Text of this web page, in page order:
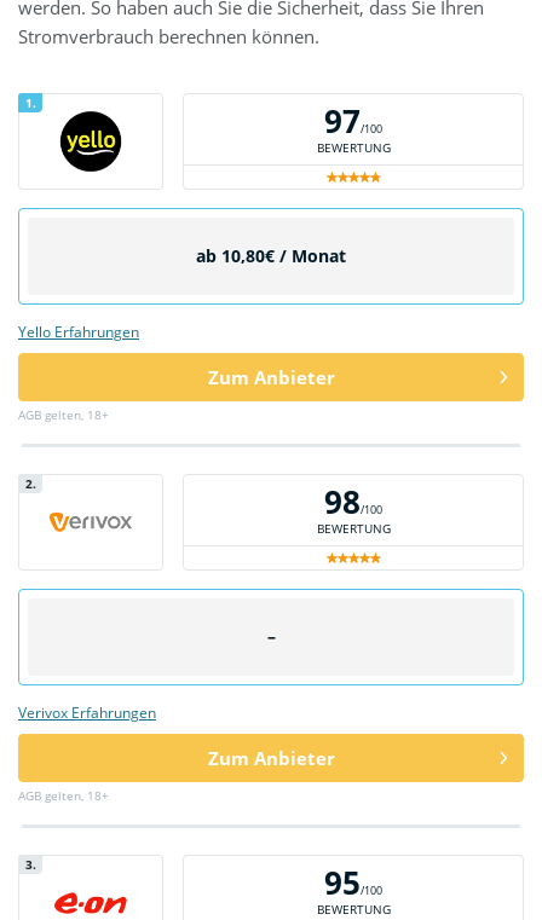
werden. So haben auch Sie die Sicherheit, dass Sie Ihren
Stromverbrauch berechnen können.
1. 97/100
BEWERTUNG
ab 10,80€ / Monat
Yello Erfahrungen
Zum Anbieter
AGB gelten, 18+
2. 98/100
BEWERTUNG
–
Verivox Erfahrungen
Zum Anbieter
AGB gelten, 18+
3. 95/100
BEWERTUNG